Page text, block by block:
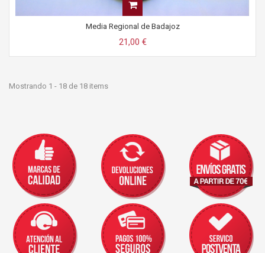
Media Regional de Badajoz
21,00 €
Mostrando 1 - 18 de 18 items